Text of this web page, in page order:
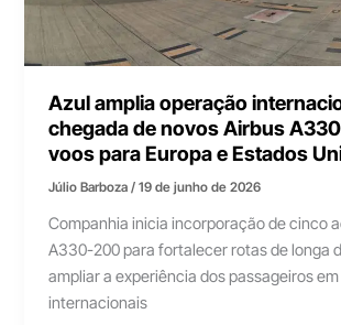
Azul amplia operação
chegada de novos Airbus
voos para Europa e Estados
Júlio Barboza/19 de junho de 2026
Companhia inicia incorporação de cinco
A330-200 para fortalecer rotas de longa
ampliar a experiência dos passageiros
internacionais